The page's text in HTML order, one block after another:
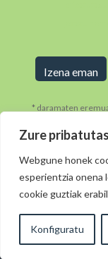
Zure
Webgune honek
esperientzia onena
cookie guztiak
Konfiguratu
* daramaten